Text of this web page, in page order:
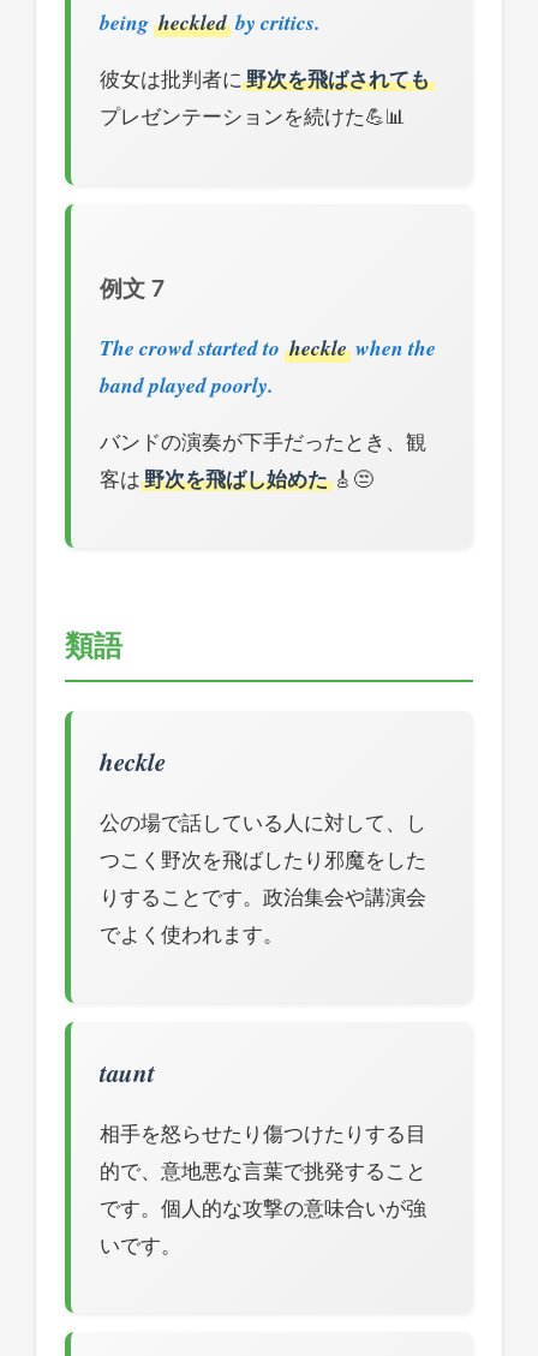
being heckled by critics.
彼女は批判者に 野次を飛ばされても
プレゼンテーションを続けた💪📊
例文 7
The crowd started to heckle when the
band played poorly.
バンドの演奏が下手だったとき、観
客は 野次を飛ばし始めた🎸😒
類語
heckle
公の場で話している人に対して、し
つこく野次を飛ばしたり邪魔をした
りすることです。政治集会や講演会
でよく使われます。
taunt
相手を怒らせたり傷つけたりする目
的で、意地悪な言葉で挑発すること
です。個人的な攻撃の意味合いが強
いです。